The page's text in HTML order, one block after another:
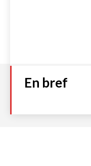
En bref